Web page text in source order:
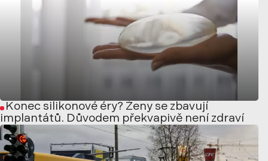
Konec silikonové éry? Ženy se zbavují
implantátů. Důvodem překvapivě není zdraví